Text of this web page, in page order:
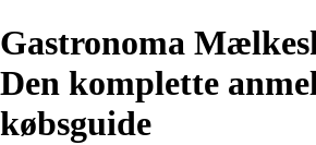
Gastronoma
Den komplette
købsguide